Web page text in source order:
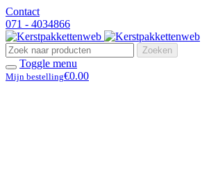
Contact
071 - 4034866
Zoeken
Toggle menu
Mijn bestelling€0.00